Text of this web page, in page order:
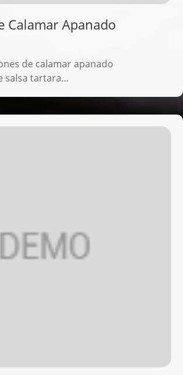
Calamar Apanado
de calamar apanado
salsa tartara...